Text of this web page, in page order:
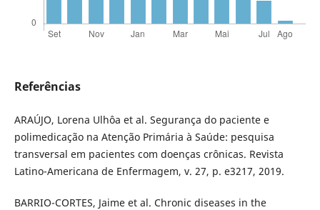
Referências
ARAÚJO, Lorena Ulhôa et al. Segurança do paciente e
polimedicação na Atenção Primária à Saúde: pesquisa
transversal em pacientes com doenças crônicas. Revista
Latino-Americana de Enfermagem, v. 27, p. e3217, 2019.
BARRIO-CORTES, Jaime et al. Chronic diseases in the